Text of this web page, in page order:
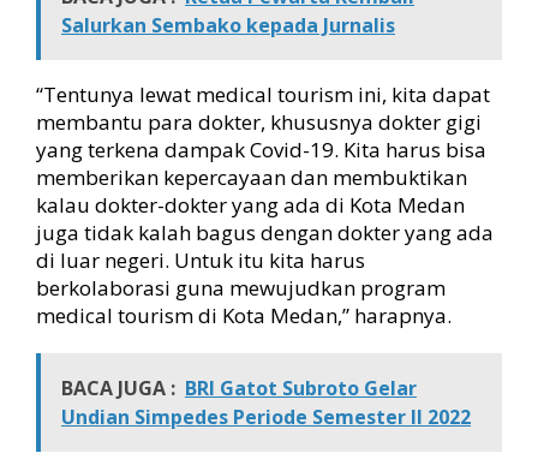
Salurkan Sembako kepada Jurnalis
“Tentunya lewat medical tourism ini, kita dapat
membantu para dokter, khususnya dokter gigi
yang terkena dampak Covid-19. Kita harus bisa
memberikan kepercayaan dan membuktikan
kalau dokter-dokter yang ada di Kota Medan
juga tidak kalah bagus dengan dokter yang ada
di luar negeri. Untuk itu kita harus
berkolaborasi guna mewujudkan program
medical tourism di Kota Medan,” harapnya.
BACA JUGA : BRI Gatot Subroto Gelar
Undian Simpedes Periode Semester II 2022